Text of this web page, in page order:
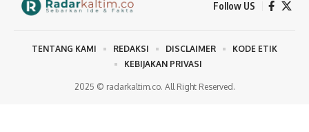
Follow US
2025 © radarkaltim.co. All Right Reserved.
TENTANG KAMI REDAKSI DISCLAIMER
KODE ETIK
KEBIJAKAN PRIVASI